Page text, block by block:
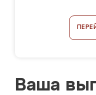
Ваша